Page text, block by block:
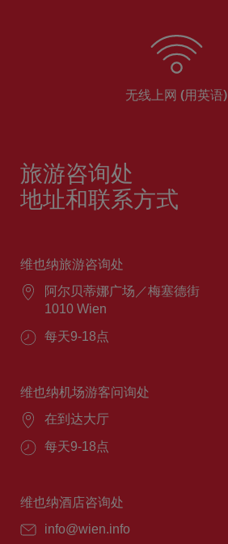
无线上网 (用英语)
旅游咨询处
地址和联系方式
维也纳旅游咨询处
阿尔贝蒂娜广场／梅塞德街
1010 Wien
每天9-18点
维也纳机场游客问询处
在到达大厅
每天9-18点
维也纳酒店咨询处
info@wien.info